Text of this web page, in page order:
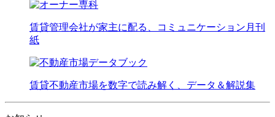
賃貸管理会社が家主に配る、コミュニケーション月刊
紙
賃貸不動産市場を数字で読み解く、データ＆解説集